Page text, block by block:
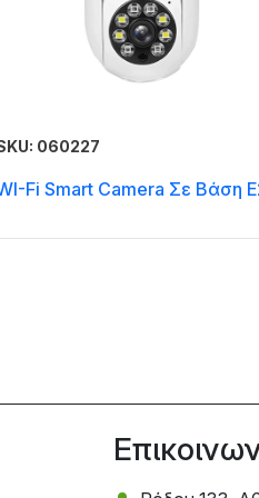
060227
Fi Smart Camera Σε Βάση